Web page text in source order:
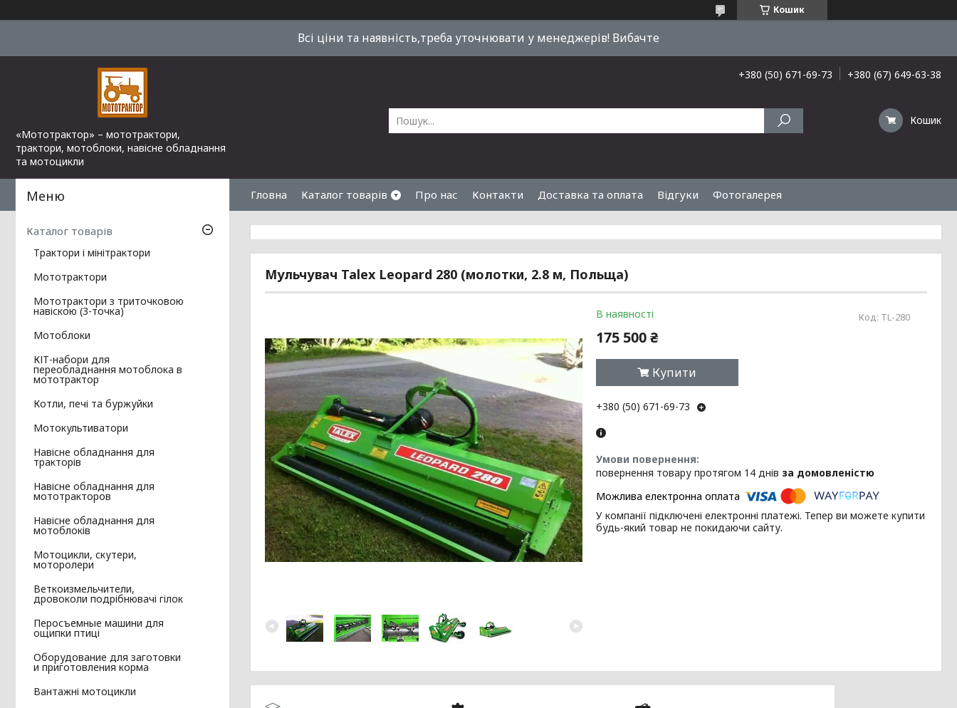
Кошик
Всі ціни та наявність,треба уточнювати у менеджерів! Вибачте
«Мототрактор» – мототрактори,
трактори, мотоблоки, навісне обладнання
та мотоцикли
+380 (50) 671-69-73 +380 (67) 649-63-38
Кошик
Гловна Каталог товарів Про нас Контакти Доставка та оплата Відгуки Фотогалерея
Мульчувач Talex Leopard 280 (молотки, 2.8 м, Польща)
В наявності Код: TL-280
175 500 ₴
Купити
+380 (50) 671-69-73
повернення товару протягом 14 днів за домовленістю
У компанії підключені електронні платежі. Тепер ви можете купити
будь-який товар не покидаючи сайту.
Каталог товарів
Трактори і мінітрактори
Мототрактори
Мототрактори з триточковою
навіскою (3-точка)
Мотоблоки
КІТ-набори для
переобладнання мотоблока в
мототрактор
Котли, печі та буржуйки
Мотокультиватори
Навісне обладнання для
тракторів
Навісне обладнання для
мототракторов
Навісне обладнання для
мотоблоків
Мотоцикли, скутери,
моторолери
Веткоизмельчители,
дровоколи подрібнювачі гілок
Перосъемные машини для
ощипки птиці
Оборудование для заготовки
и приготовления корма
Вантажні мотоцикли